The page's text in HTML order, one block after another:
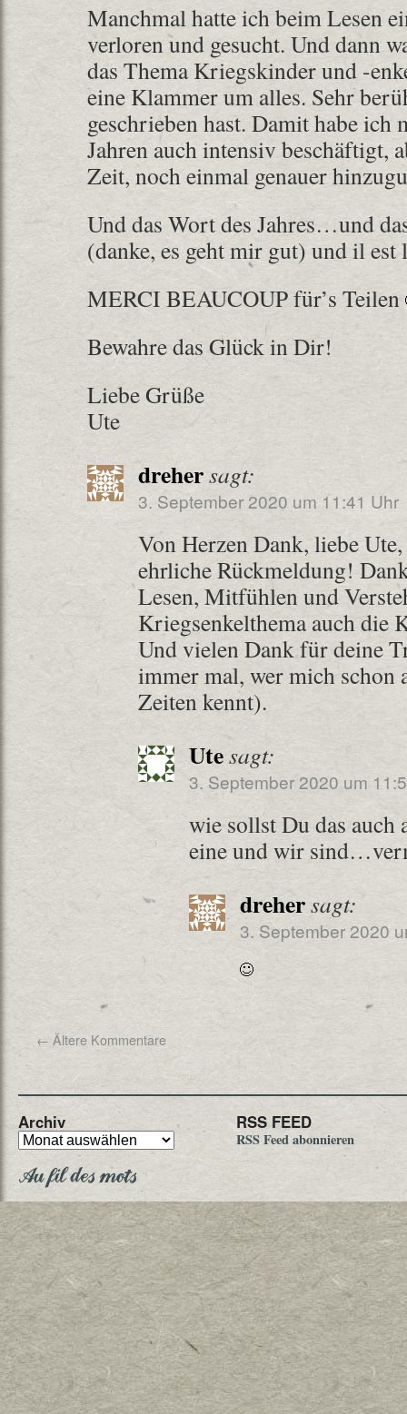
Manchmal hatte ich beim Lesen
verloren und gesucht. Und dann
das Thema Kriegskinder und -
eine Klammer um alles. Sehr
geschrieben hast. Damit habe ich
Jahren auch intensiv beschäftigt,
Zeit, noch einmal genauer
Und das Wort des Jahres…und
(danke, es geht mir gut) und il
MERCI BEAUCOUP für’s Teilen
Bewahre das Glück in Dir!
Liebe Grüße
Ute
drehersagt:
3. September 2020 um 11:41 Uhr
Von Herzen Dank, liebe
ehrliche Rückmeldung!
Lesen, Mitfühlen und
Kriegsenkelthema auch die
Und vielen Dank für deine
immer mal, wer mich
Zeiten kennt).
Utesagt:
3. September 2020 um
wie sollst Du das auch
eine und wir
drehersagt:
3. September 2020
← Ältere Kommentare
Archiv RSS FEED
RSS Feed abonnieren
Au fil des mots